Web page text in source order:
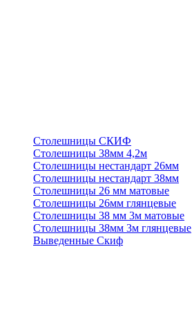
Столешницы СКИФ
Столешницы 38мм 4,2м
Столешницы нестандарт 26мм
Столешницы нестандарт 38мм
Столешницы 26 мм матовые
Столешницы 26мм глянцевые
Столешницы 38 мм 3м матовые
Столешницы 38мм 3м глянцевые
Выведенные Скиф